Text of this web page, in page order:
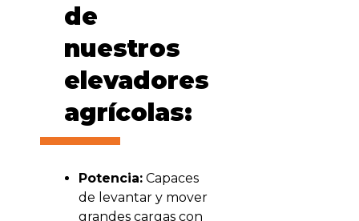
de
nuestros
elevadores
agrícolas:
Potencia: Capaces
de levantar y mover
grandes cargas con